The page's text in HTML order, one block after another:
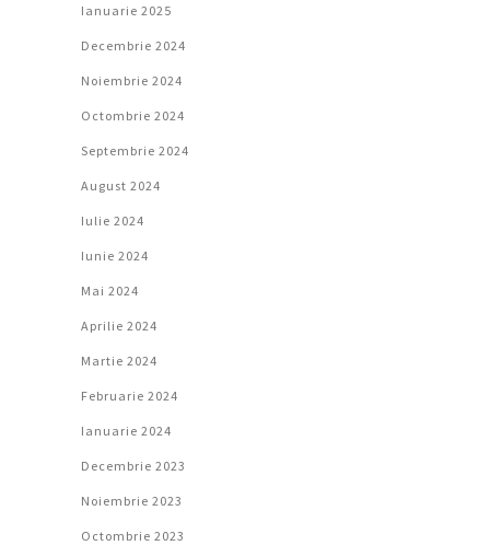
Ianuarie 2025
Decembrie 2024
Noiembrie 2024
Octombrie 2024
Septembrie 2024
August 2024
Iulie 2024
Iunie 2024
Mai 2024
Aprilie 2024
Martie 2024
Februarie 2024
Ianuarie 2024
Decembrie 2023
Noiembrie 2023
Octombrie 2023